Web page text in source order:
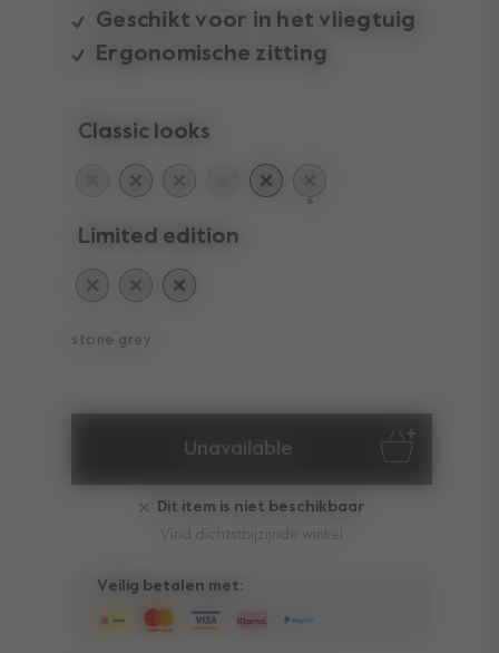
Geschikt voor in het vliegtuig
Ergonomische zitting
Classic looks
Limited edition
stone grey
Unavailable
Dit item is niet beschikbaar
Veilig betalen met: